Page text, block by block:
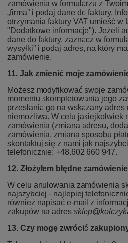
zamówienia w formularzu z
„firma” i podaj dane do faktury.
otrzymania faktury VAT umieść w
"Dodatkowe informacje"). Jeżeli
dane do faktury, zaznacz w
wysyłki” i podaj adres, na który
zamówienie.
11. Jak zmienić moje
Możesz modyfikować swoje
momentu skompletowania jego
przesłania go na wskazany
niemożliwa. W celu jakiejkolwiek
zamówienia (zmiana adresu,
zamówienia, zmiana sposobu
skontaktuj się z nami jak
telefonicznie: +48.602 660 947.
12. Złożyłem błędne
W celu anulowania zamówienia
najszybciej - najlepiej
również napisać e-mail z
zakupów na adres
13. Czy mogę zwrócić